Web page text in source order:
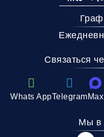
Связаться
Whats AppTelegramMax
Мы в